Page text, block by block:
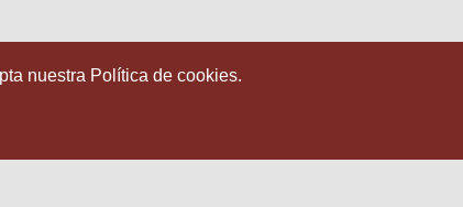
nuestra Política de cookies.